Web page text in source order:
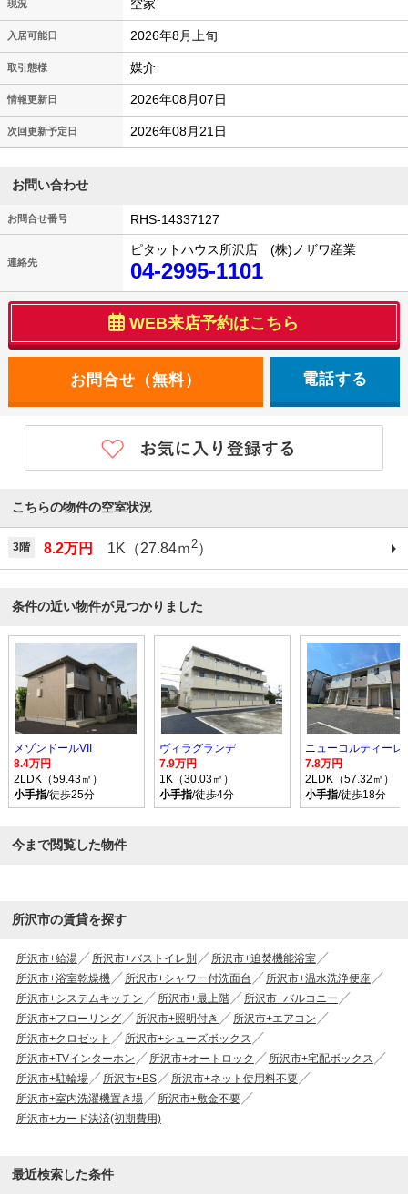
現況 空家
入居可能日 2026年8月上旬
取引態様 媒介
情報更新日 2026年08月07日
次回更新予定日 2026年08月21日
お問い合わせ
お問合せ番号 RHS-14337127
連絡先
ピタットハウス所沢店 (株)ノザワ産業
04-2995-1101
WEB来店予約はこちら
電話する
こちらの物件の空室状況
3階 8.2万円 1K（27.84ｍ2）
条件の近い物件が見つかりました
メゾンドールVII
8.4万円
2LDK（59.43㎡）
小手指/徒歩25分
ヴィラグランデ
7.9万円
1K（30.03㎡）
小手指/徒歩4分
ニューコルティーレ
7.8万円
2LDK（57.32㎡）
小手指/徒歩18分
今まで閲覧した物件
所沢市の賃貸を探す
所沢市+給湯 所沢市+バストイレ別
所沢市+追焚機能浴室
所沢市+浴室乾燥機
所沢市+シャワー付洗面台
所沢市+温水洗浄便座
所沢市+システムキッチン
所沢市+最上階
所沢市+バルコニー
所沢市+フローリング
所沢市+照明付き
所沢市+エアコン
所沢市+クロゼット
所沢市+シューズボックス
所沢市+TVインターホン
所沢市+オートロック
所沢市+宅配ボックス
所沢市+駐輪場
所沢市+BS
所沢市+ネット使用料不要
所沢市+室内洗濯機置き場
所沢市+敷金不要
所沢市+カード決済(初期費用)
最近検索した条件